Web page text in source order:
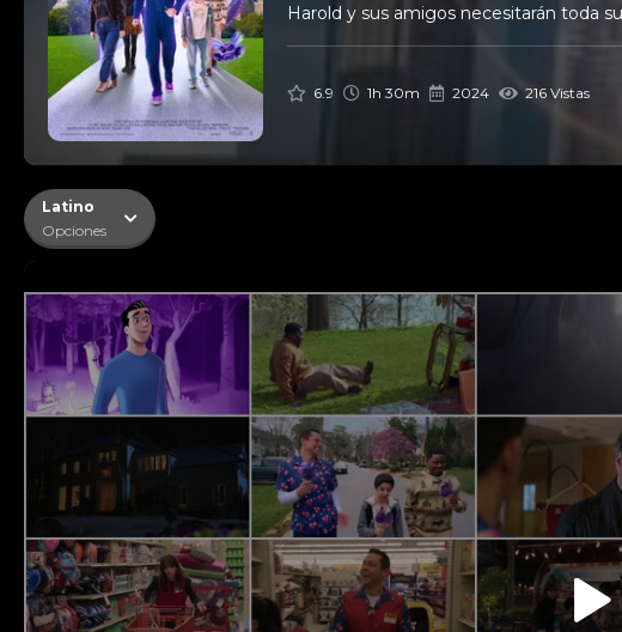
Harold y sus amigos necesitarán toda
6.9 1h 30m 2024 216 Vistas
Latino
Opciones